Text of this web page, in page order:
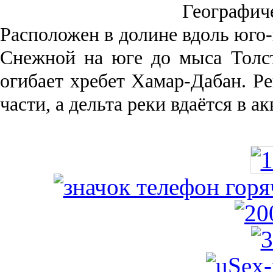
Рас­положен в долине вдоль
Снежной на юге до мыса
огибает хребет Хамар-Дабан.
части, а дельта реки вда­ётся в